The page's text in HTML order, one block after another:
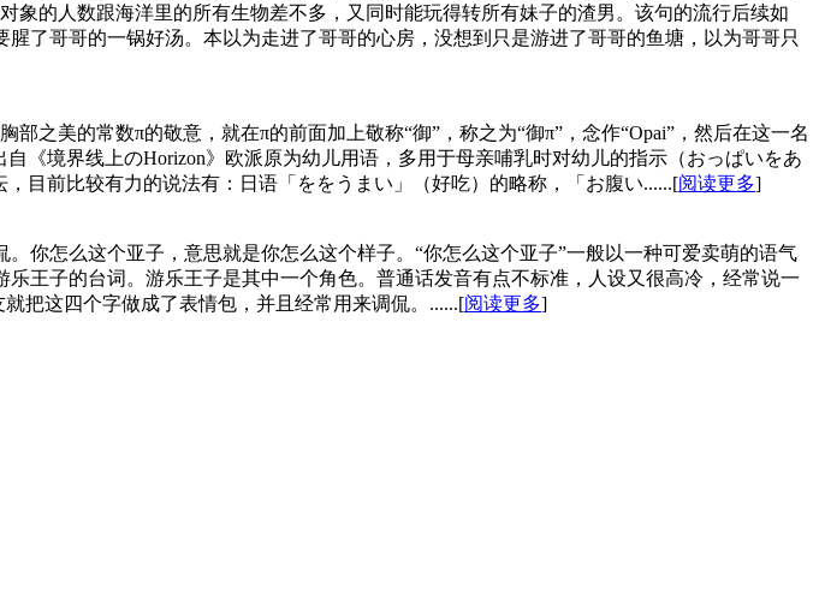
的人数跟海洋里的所有生物差不多，又同时能玩得转所有妹子的渣男。该句的流行后续如
了哥哥的一锅好汤。本以为走进了哥哥的心房，没想到只是游进了哥哥的鱼塘，以为哥哥只
之美的常数π的敬意，就在π的前面加上敬称“御”，称之为“御π”，念作“Opai”，然后在这一名
境界线上のHorizon》欧派原为幼儿用语，多用于母亲哺乳时对幼儿的指示（おっぱいをあ
目前比较有力的说法有：日语「ををうまい」（好吃）的略称，「お腹い......[阅读更多]
你怎么这个亚子，意思就是你怎么这个样子。“你怎么这个亚子”一般以一种可爱卖萌的语气
王子的台词。游乐王子是其中一个角色。普通话发音有点不标准，人设又很高冷，经常说一
把这四个字做成了表情包，并且经常用来调侃。......[阅读更多]